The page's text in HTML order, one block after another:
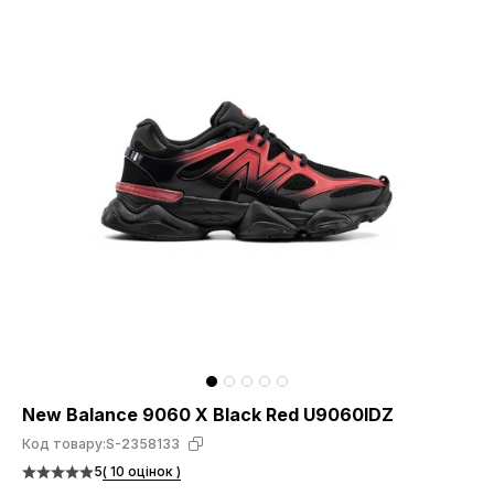
New Balance 9060 X Black Red U9060IDZ
Код товару:S-2358133
5( 10 оцінок )